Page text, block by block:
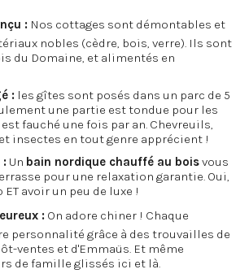
: Nos cottages sont démontables et
nobles (cèdre, bois, verre). Ils sont
du Domaine, et alimentés en
: les gîtes sont posés dans un parc de 5
une partie est tondue pour les
fauché une fois par an. Chevreuils,
insectes en tout genre apprécient !
: Un bain nordique chauffé au boisvous
pour une relaxation garantie. Oui,
avoir un peu de luxe !
: On adore chiner ! Chaque
personnalité grâce à des trouvailles de
ventes et d'Emmaüs. Et même
de famille glissés ici et là.